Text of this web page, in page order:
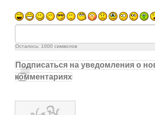
Осталось: 1000 символов
Подписаться на уведомления о
комментариях